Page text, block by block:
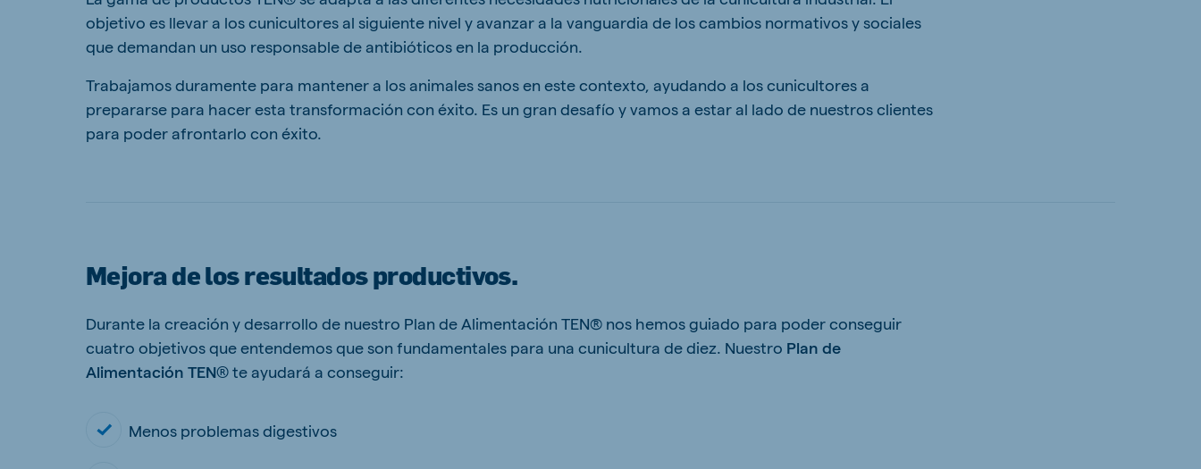
objetivo es llevar a los cunicultores al siguiente nivel y avanzar a la vanguardia de los cambios normativos y sociales
que demandan un uso responsable de antibióticos en la producción.
Trabajamos duramente para mantener a los animales sanos en este contexto, ayudando a los cunicultores a
prepararse para hacer esta transformación con éxito. Es un gran desafío y vamos a estar al lado de nuestros clientes
para poder afrontarlo con éxito.
Mejora de los resultados productivos.
Durante la creación y desarrollo de nuestro Plan de Alimentación TEN® nos hemos guiado para poder conseguir
cuatro objetivos que entendemos que son fundamentales para una cunicultura de diez. Nuestro Plan de
Alimentación TEN®te ayudará a conseguir:
Menos problemas digestivos
Brasil Ukraine (Koudijs)
Ukrainian
Russia (Koudijs)
Koudijs Export